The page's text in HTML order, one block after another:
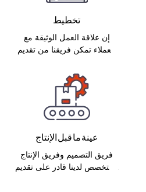
تخطيط
إن علاقة العمل الوثيقة مع
العملاء تمكن فريقنا من تقديم
عينة ما قبل الإنتاج
فريق التصميم وفريق الإنتاج
المتخصص لدينا قادر على تقديم